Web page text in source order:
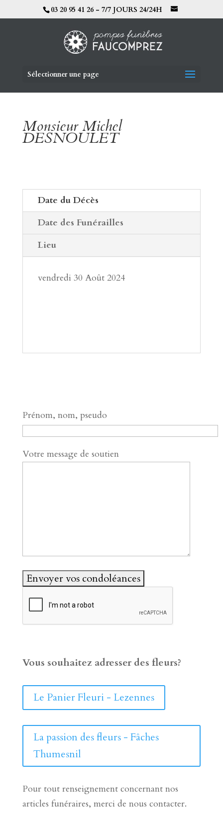
03 20 95 41 26 - 7/7 JOURS 24/24H
Sélectionner une page
Monsieur Michel
DESNOULET
Date du Décès
Date des Funérailles
Lieu
vendredi 30 Août 2024
Prénom, nom, pseudo
Votre message de soutien
Vous souhaitez adresser des fleurs?
Le Panier Fleuri - Lezennes
La passion des fleurs - Fâches
Thumesnil
Pour tout renseignement concernant nos
articles funéraires, merci de nous contacter.